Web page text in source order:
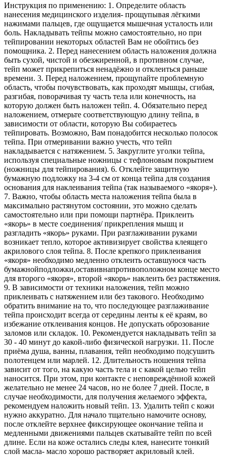
Инструкция по применению: 1. Определите область
нанесения медицинского изделия- прощупывая лёгкими
нажимами пальцев, где ощущается мышечная усталость или
боль. Накладывать тейпы можно самостоятельно, но при
тейпировании некоторых областей Вам не обойтись без
помощника. 2. Перед нанесением область наложения должна
быть сухой, чистой и обезжиренной, в противном случае,
тейп может прикрепиться ненадёжно и отклеиться раньше
времени. 3. Перед наложением, прощупайте проблемную
область, чтобы почувствовать, как проходят мышцы, сгибая,
разгибая, поворачивая ту часть тела или конечность, на
которую должен быть наложен тейп. 4. Обязательно перед
наложением, отмерьте соответствующую длину тейпа, в
зависимости от области, которую Вы собираетесь
тейпировать. Возможно, Вам понадобится несколько полосок
тейпа. При отмеривании важно учесть, что тейп
накладывается с натяжением. 5. Закруглите уголки тейпа,
используя специальные ножницы с тефлоновым покрытием
(ножницы для тейпирования). 6. Отклейте защитную
бумажную подложку на 3-4 см от конца тейпа для создания
основания для наклеивания тейпа (так называемого «якоря»).
7. Важно, чтобы область места наложения тейпа была в
максимально растянутом состоянии, это можно сделать
самостоятельно или при помощи партнёра. Приклеить
«якорь» в месте соединения/ прикрепления мышц и
разгладить «якорь» руками. При разглаживании руками
возникает тепло, которое активизирует свойства клеящего
акрилового слоя тейпа. 8. После крепкого приклеивания
«якоря» необходимо медленно отклеить оставшуюся часть
бумажнойподложки,оставивнапротивоположном конце место
для второго «якоря», второй «якорь» наклеить без растяжения.
9. В зависимости от техники наложения, тейп можно
приклеивать с натяжением или без такового. Необходимо
обратить внимание на то, что последующее разглаживание
тейпа происходит всегда от середины ленты к её краям, во
избежание отклеивания концов. Не допускать оброзование
заломов или складок. 10. Рекомендуется накладывать тейп за
30 - 40 минут до какой-либо физической нагрузки. 11. После
приёма душа, ванны, плавания, тейп необходимо подсушить
полотенцем или марлей. 12. Длительность ношения тейпа
зависит от того, на какую часть тела и с какой целью тейп
наносится. При этом, при контакте с неповреждённой кожей
желательно не менее 24 часов, но не более 7 дней. После, в
случае необходимости, для получения желаемого эффекта,
рекомендуем наложить новый тейп. 13. Удалить тейп с кожи
нужно аккуратно. Для начало тщательно намочите основу,
после отклейте верхнее фиксирующее окончание тейпа и
медленными движениями пальцев скатывайте тейп по всей
длине. Если на коже остались следы клея, нанесите тонкий
слой масла- масло хорошо растворяет акриловый клей.